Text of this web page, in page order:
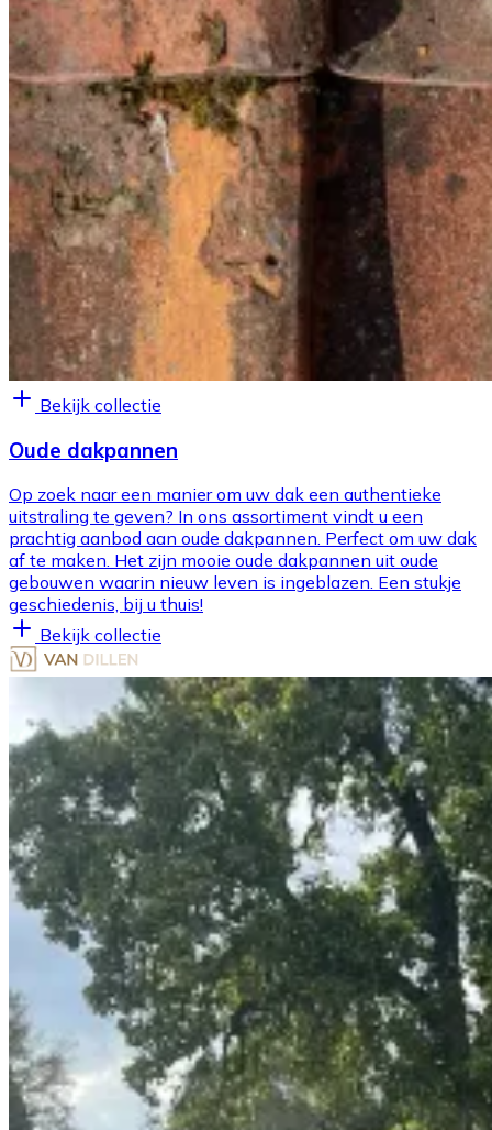
Bekijk collectie
Oude dakpannen
Op zoek naar een manier om uw dak een authentieke
uitstraling te geven? In ons assortiment vindt u een
prachtig aanbod aan oude dakpannen. Perfect om uw dak
af te maken. Het zijn mooie oude dakpannen uit oude
gebouwen waarin nieuw leven is ingeblazen. Een stukje
geschiedenis, bij u thuis!
Bekijk collectie